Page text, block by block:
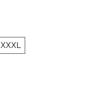
XXXL